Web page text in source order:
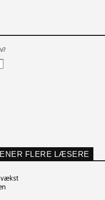
FLERE LÆSERE
vækst